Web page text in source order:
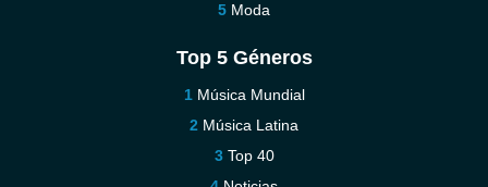
Moda
Top 5 Géneros
Música Mundial
Música Latina
Top 40